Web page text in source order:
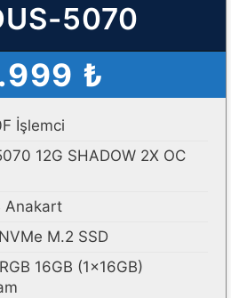
5070
₺
İşlemci
12G SHADOW 2X OC
Anakart
M.2 SSD
16GB (1x16GB)